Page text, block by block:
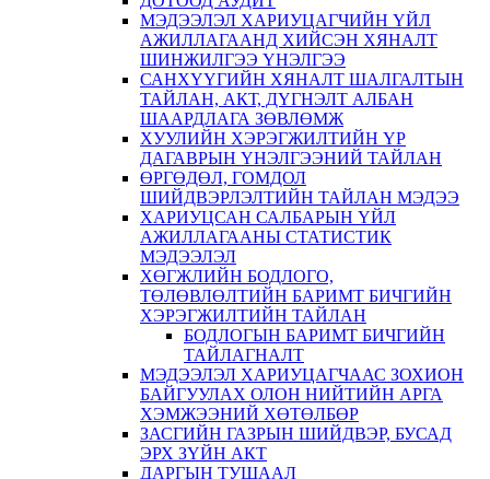
МЭДЭЭЛЭЛ ХАРИУЦАГЧИЙН ҮЙЛ
АЖИЛЛАГААНД ХИЙСЭН ХЯНАЛТ
ШИНЖИЛГЭЭ ҮНЭЛГЭЭ
САНХҮҮГИЙН ХЯНАЛТ ШАЛГАЛТЫН
ТАЙЛАН, АКТ, ДҮГНЭЛТ АЛБАН
ШААРДЛАГА ЗӨВЛӨМЖ
ХУУЛИЙН ХЭРЭГЖИЛТИЙН ҮР
ДАГАВРЫН ҮНЭЛГЭЭНИЙ ТАЙЛАН
ӨРГӨДӨЛ, ГОМДОЛ
ШИЙДВЭРЛЭЛТИЙН ТАЙЛАН МЭДЭЭ
ХАРИУЦСАН САЛБАРЫН ҮЙЛ
АЖИЛЛАГААНЫ СТАТИСТИК
МЭДЭЭЛЭЛ
ХӨГЖЛИЙН БОДЛОГО,
ТӨЛӨВЛӨЛТИЙН БАРИМТ БИЧГИЙН
ХЭРЭГЖИЛТИЙН ТАЙЛАН
БОДЛОГЫН БАРИМТ БИЧГИЙН
ТАЙЛАГНАЛТ
МЭДЭЭЛЭЛ ХАРИУЦАГЧААС ЗОХИОН
БАЙГУУЛАХ ОЛОН НИЙТИЙН АРГА
ХЭМЖЭЭНИЙ ХӨТӨЛБӨР
ЗАСГИЙН ГАЗРЫН ШИЙДВЭР, БУСАД
ЭРХ ЗҮЙН АКТ
ДАРГЫН ТУШААЛ